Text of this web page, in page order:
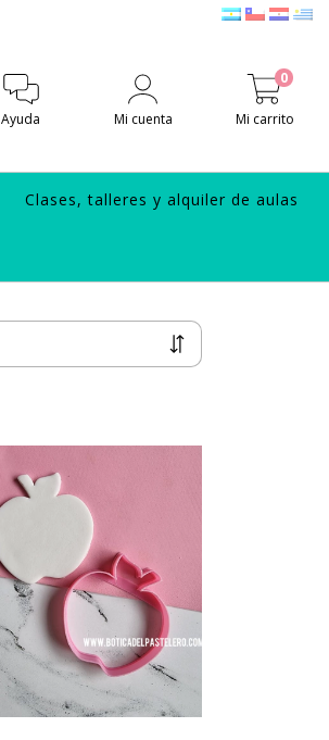
Ayuda Mi cuenta Mi carrito
0
Clases, talleres y alquiler de aulas